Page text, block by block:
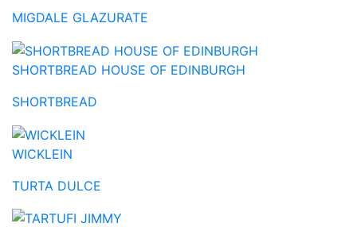
MIGDALE GLAZURATE
SHORTBREAD HOUSE OF EDINBURGH
SHORTBREAD
WICKLEIN
TURTA DULCE